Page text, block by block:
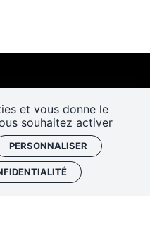
et vous donne le
souhaitez activer
PERSONNALISER